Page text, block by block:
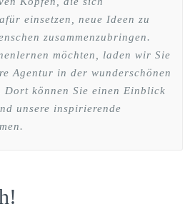
einsetzen, neue Ideen zu
zusammenzubringen.
möchten, laden wir Sie
Agentur in der wunderschönen
Dort können Sie einen Einblick
unsere inspirierende